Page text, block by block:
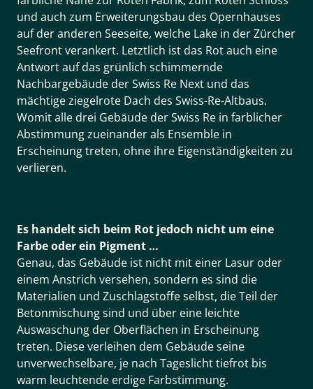
und auch zum Erweiterungsbau des Opernhauses
auf der anderen Seeseite, welche Lake in der Zürcher
Seefront verankert. Letztlich ist das Rot auch eine
Antwort auf das grünlich schimmernde
Nachbargebäude der Swiss Re Next und das
mächtige ziegelrote Dach des Swiss-Re-Altbaus.
Womit alle drei Gebäude der Swiss Re in farblicher
Abstimmung zueinander als Ensemble in
Erscheinung treten, ohne ihre Eigenständigkeiten zu
verlieren.
Es handelt sich beim Rot jedoch nicht um eine
Farbe oder ein Pigment …
Genau, das Gebäude ist nicht mit einer Lasur oder
einem Anstrich versehen, sondern es sind die
Materialien und Zuschlagstoffe selbst, die Teil der
Betonmischung sind und über eine leichte
Auswaschung der Oberflächen in Erscheinung
treten. Diese verleihen dem Gebäude seine
unverwechselbare, je nach Tageslicht tiefrot bis
warm leuchtende erdige Farbstimmung.